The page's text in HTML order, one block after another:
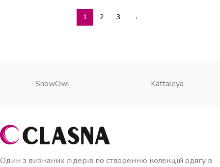
1 2 3 →
SnowOwl Kattaleya
Один з визнаних лідерів по створенню колекцій одягу в